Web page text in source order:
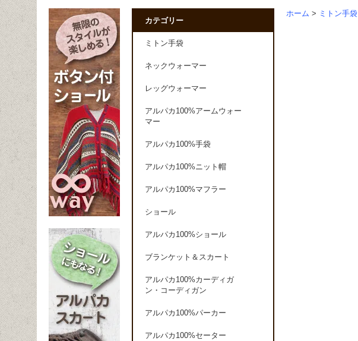
ホーム > ミトン手袋
カテゴリー
ミトン手袋
ネックウォーマー
レッグウォーマー
アルパカ100%アームウォー
マー
アルパカ100%手袋
アルパカ100%ニット帽
アルパカ100%マフラー
ショール
アルパカ100%ショール
ブランケット＆スカート
アルパカ100%カーディガ
ン・コーディガン
アルパカ100%パーカー
アルパカ100%セーター